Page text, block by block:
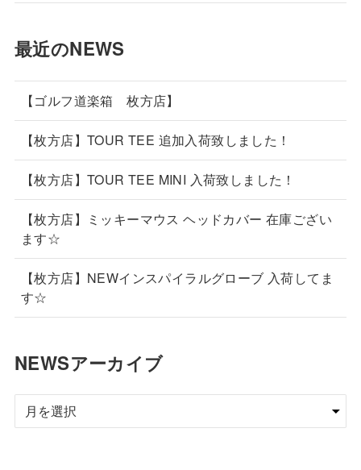
最近のNEWS
【ゴルフ道楽箱 枚方店】
【枚方店】TOUR TEE 追加入荷致しました！
【枚方店】TOUR TEE MINI 入荷致しました！
【枚方店】ミッキーマウス ヘッドカバー 在庫ござい
ます☆
【枚方店】NEWインスパイラルグローブ 入荷してま
す☆
NEWSアーカイブ
NEWS
ア